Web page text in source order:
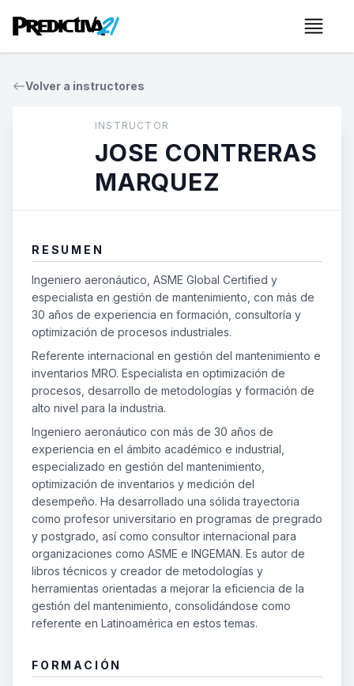
Volver a instructores
INSTRUCTOR
JOSE CONTRERAS
MARQUEZ
RESUMEN
Ingeniero aeronáutico, ASME Global Certified y
especialista en gestión de mantenimiento, con más de
30 años de experiencia en formación, consultoría y
optimización de procesos industriales.
Referente internacional en gestión del mantenimiento e
inventarios MRO. Especialista en optimización de
procesos, desarrollo de metodologías y formación de
alto nivel para la industria.
Ingeniero aeronáutico con más de 30 años de
experiencia en el ámbito académico e industrial,
especializado en gestión del mantenimiento,
optimización de inventarios y medición del
desempeño. Ha desarrollado una sólida trayectoria
como profesor universitario en programas de pregrado
y postgrado, así como consultor internacional para
organizaciones como ASME e INGEMAN. Es autor de
libros técnicos y creador de metodologías y
herramientas orientadas a mejorar la eficiencia de la
gestión del mantenimiento, consolidándose como
referente en Latinoamérica en estos temas.
FORMACIÓN